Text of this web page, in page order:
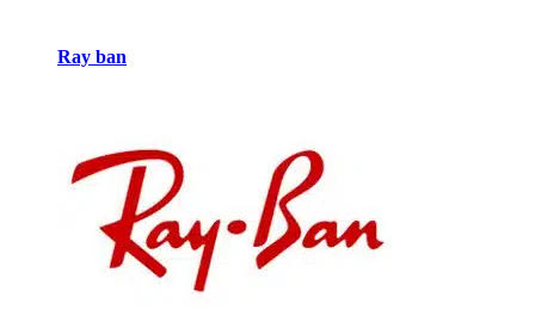
Ray ban